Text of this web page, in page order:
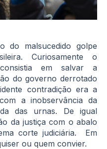
do malsucedido golpe
Curiosamente o
em salvar a
do governo derrotado
contradição era a
a inobservância da
das urnas. De igual
da justiça com o abalo
corte judiciária. Em
ou quem convier.